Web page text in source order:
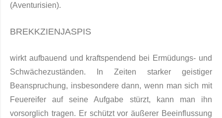
(Aventurisien).
BREKKZIENJASPIS
wirkt aufbauend und kraftspendend bei Ermüdungs- und
Schwächezuständen. In Zeiten starker geistiger
Beanspruchung, insbesondere dann, wenn man sich mit
Feuereifer auf seine Aufgabe stürzt, kann man ihn
vorsorglich tragen. Er schützt vor äußerer Beeinflussung